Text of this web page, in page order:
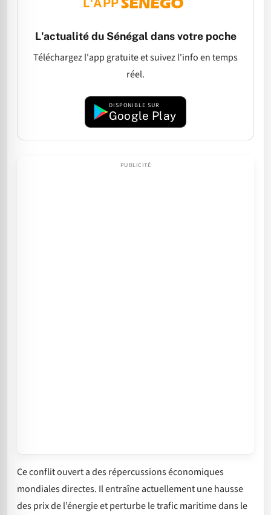
L'actualité du Sénégal dans votre poche
Téléchargez l'app gratuite et suivez l'info en temps
réel.
DISPONIBLE SUR
Google Play
Ce conflit ouvert a des répercussions économiques
mondiales directes. Il entraîne actuellement une hausse
des prix de l’énergie et perturbe le trafic maritime dans le